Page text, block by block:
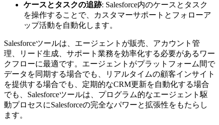
ケースとタスクの追跡: Salesforce内のケースとタスク
を操作することで、カスタマーサポートとフォローア
ップ活動を自動化します。
Salesforceツールは、エージェントが販売、アカウント管
理、リード生成、サポート業務を効率化する必要があるワー
クフローに最適です。エージェントがプラットフォーム間で
データを同期する場合でも、リアルタイムの顧客インサイト
を提供する場合でも、定期的なCRM更新を自動化する場合
でも、Salesforceツールは、プログラム的なエージェント駆
動プロセスにSalesforceの完全なパワーと拡張性をもたらし
ます。